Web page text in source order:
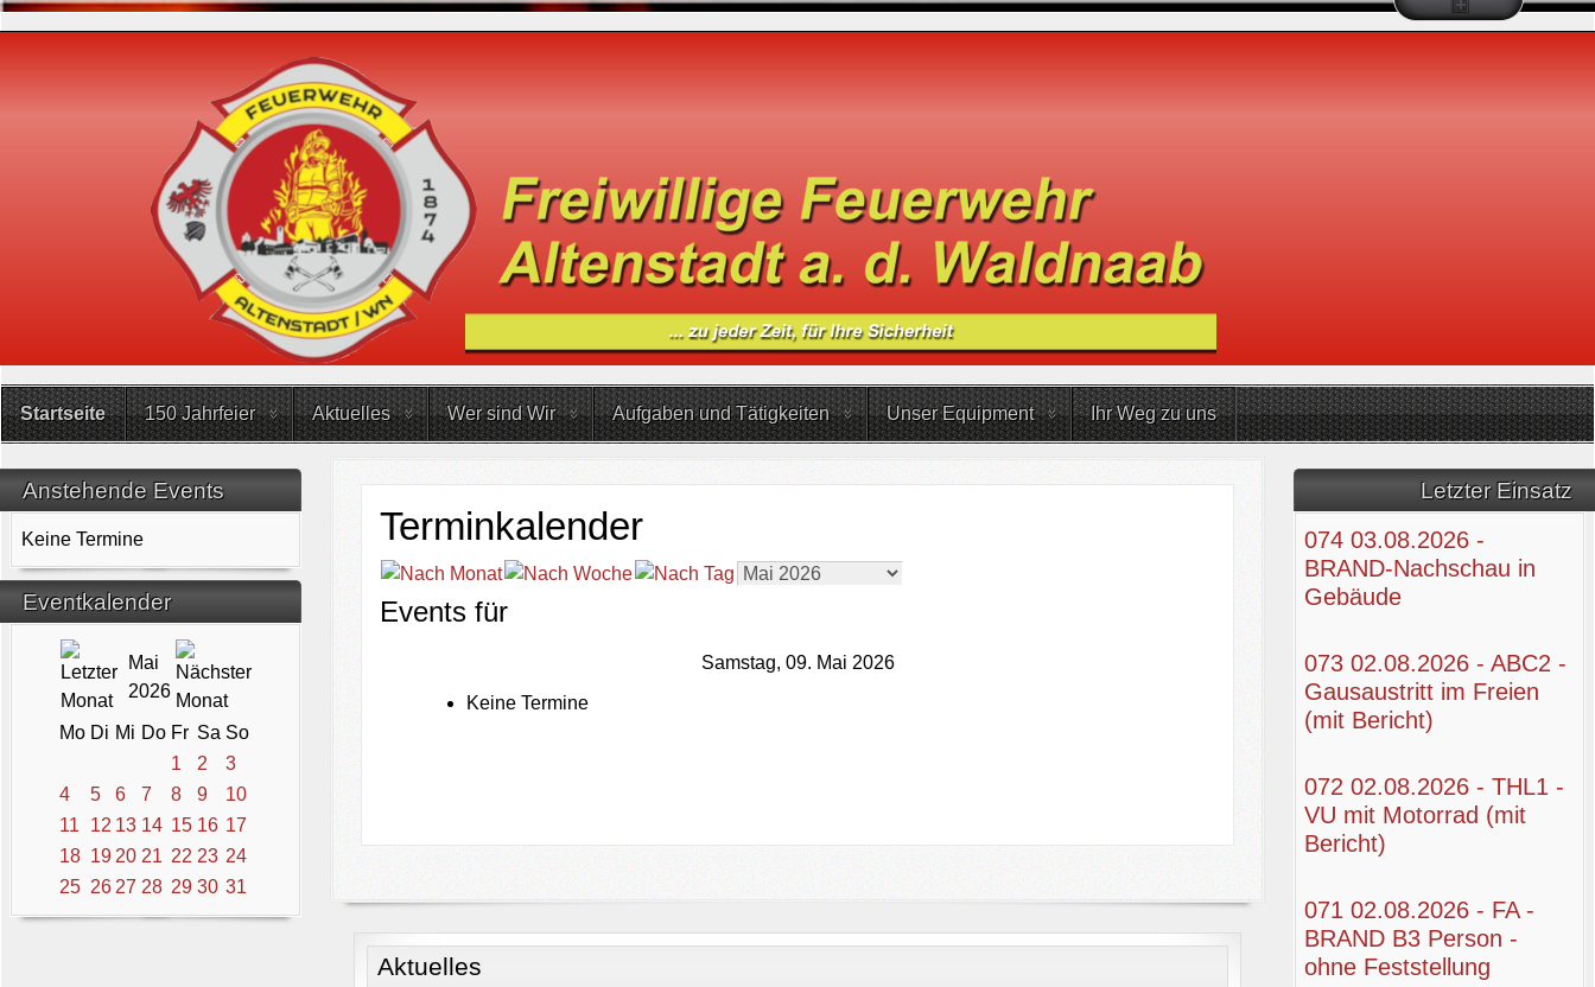
Startseite 150 Jahrfeier Aktuelles Wer sind Wir Aufgaben und Tätigkeiten Unser Equipment Ihr Weg zu uns
Anstehende Events
Keine Termine
Eventkalender
Mai
2026
Mo Di Mi Do Fr Sa So
1
2
3
4
5 6 7 8 9
10
11
12 13 14 15 16 17
18 19 20 21 22 23 24
25 26 27 28 29 30 31
Letzter Einsatz
074 03.08.2026 -
BRAND-Nachschau in
Gebäude
073 02.08.2026 - ABC2 -
Gausaustritt im Freien
(mit Bericht)
072 02.08.2026 - THL1 -
VU mit Motorrad (mit
Bericht)
071 02.08.2026 - FA -
BRAND B3 Person -
ohne Feststellung
Terminkalender
Events für
Samstag, 09. Mai 2026
Keine Termine
Aktuelles